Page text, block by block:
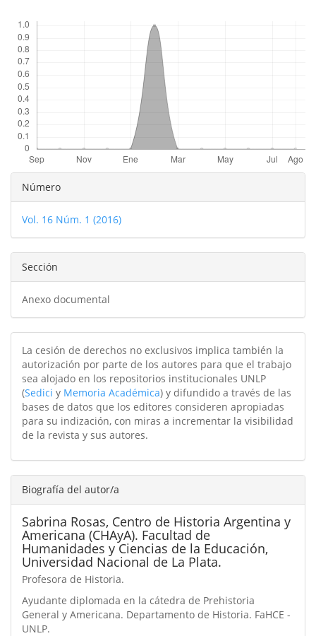
Detalles
del
artículo
Número
Vol. 16 Núm. 1 (2016)
Sección
Anexo documental
La cesión de derechos no exclusivos implica también la
autorización por parte de los autores para que el trabajo
sea alojado en los repositorios institucionales UNLP
(Sedici y Memoria Académica) y difundido a través de las
bases de datos que los editores consideren apropiadas
para su indización, con miras a incrementar la visibilidad
de la revista y sus autores.
Biografía del autor/a
Sabrina Rosas, Centro de Historia Argentina y
Americana (CHAyA). Facultad de
Humanidades y Ciencias de la Educación,
Universidad Nacional de La Plata.
Profesora de Historia.
Ayudante diplomada en la cátedra de Prehistoria
General y Americana. Departamento de Historia. FaHCE -
UNLP.